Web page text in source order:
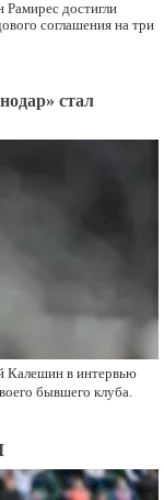
достигли
соглашения на три
стал
Калешин в интервью
бывшего клуба.